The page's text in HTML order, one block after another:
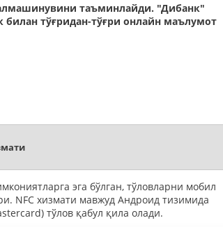
таъминлайди. "Дибанк"
билан тўғридан-тўғри онлайн маълумот
эга бўлган, тўловларни мобил
NFC хизмати мавжуд Андроид тизимида
тўлов қабул қила олади.